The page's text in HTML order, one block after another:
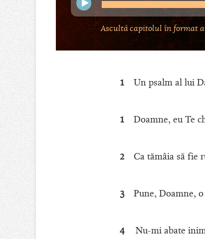
Ascultă capitolul în format
1 Un psalm al lui
1 Doamne, eu Te
2 Ca tămâia să fie
3 Pune, Doamne,
4
Nu-mi abate